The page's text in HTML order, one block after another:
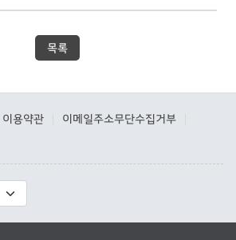
목록
이용약관 이메일주소무단수집거부